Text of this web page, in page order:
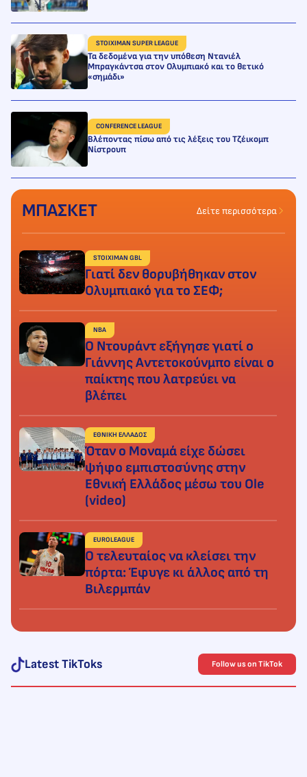
STOIXIMAN SUPER LEAGUE
Τα δεδομένα για την υπόθεση Ντανιέλ
Μπραγκάντσα στον Ολυμπιακό και το θετικό
«σημάδι»
CONFERENCE LEAGUE
Βλέποντας πίσω από τις λέξεις του Τζέικομπ
Νίστρουπ
ΜΠΑΣΚΕΤ Δείτε περισσότερα
STOIXIMAN GBL
Γιατί δεν θορυβήθηκαν στον
Ολυμπιακό για το ΣΕΦ;
NBA
Ο Ντουράντ εξήγησε γιατί ο
Γιάννης Αντετοκούνμπο είναι ο
παίκτης που λατρεύει να
βλέπει
ΕΘΝΙΚΗ ΕΛΛΑΔΟΣ
Όταν ο Μοναμά είχε δώσει
ψήφο εμπιστοσύνης στην
Εθνική Ελλάδος μέσω του Ole
(video)
EUROLEAGUE
Ο τελευταίος να κλείσει την
πόρτα: Έφυγε κι άλλος από τη
Βιλερμπάν
Latest TikToks Follow us on TikTok